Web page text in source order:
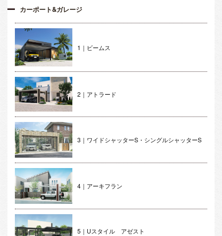
カーポート&ガレージ
1｜ビームス
2｜アトラード
3｜ワイドシャッターS・シングルシャッターS
4｜アーキフラン
5｜Uスタイル アゼスト